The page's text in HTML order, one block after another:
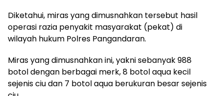
Diketahui, miras yang dimusnahkan tersebut hasil
operasi razia penyakit masyarakat (pekat) di
wilayah hukum Polres Pangandaran.
Miras yang dimusnahkan ini, yakni sebanyak 988
botol dengan berbagai merk, 8 botol aqua kecil
sejenis ciu dan 7 botol aqua berukuran besar sejenis